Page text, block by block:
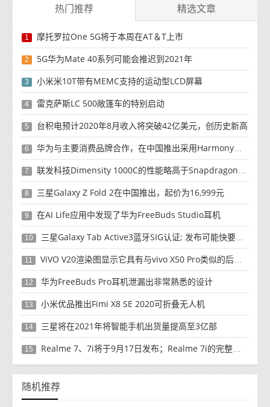
热门推荐 精选文章
1 摩托罗拉One 5G将于本周在AT＆T上市
2 5G华为Mate 40系列可能会推迟到2021年
3 小米米10T带有MEMC支持的运动型LCD屏幕
4 雷克萨斯LC 500敞篷车的特别启动
5 台积电预计2020年8月收入将突破42亿美元，创历史新高
6 华为与主要消费品牌合作，在中国推出采用HarmonyOS 2.0的智能家居产品
7 联发科技Dimensity 1000C的性能略高于Snapdragon 765G
8 三星Galaxy Z Fold 2在中国推出，起价为16,999元
9 在AI Life应用中发现了华为FreeBuds Studio耳机
10 三星Galaxy Tab Active3蓝牙SIG认证; 发布可能快要结束了
11 ViVO V20渲染图显示它具有与vivo X50 Pro类似的后部设计
12 华为FreeBuds Pro耳机泄漏出非常熟悉的设计
13 小米优品推出Fimi X8 SE 2020可折叠无人机
14 三星将在2021年将智能手机出货量提高至3亿部
15 Realme 7、7i将于9月17日发布；Realme 7i的完整规格并导致泄漏
随机推荐